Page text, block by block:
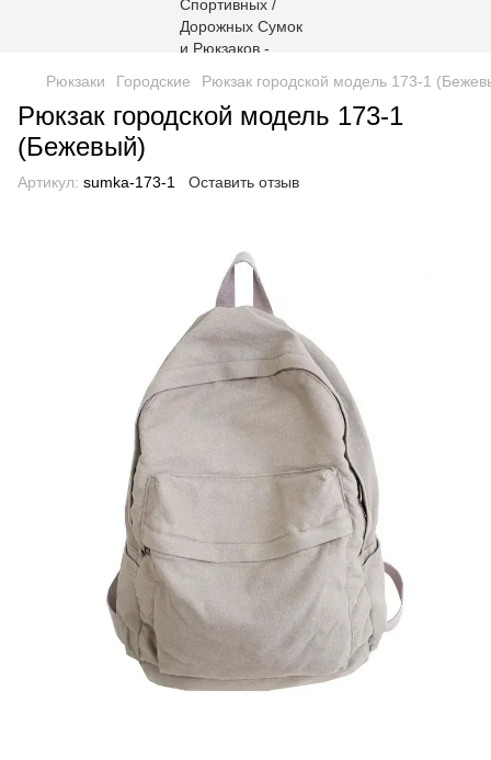
Рюкзаки Городские Рюкзак городской модель 173-1
Рюкзак городской модель 173-1
(Бежевый)
Артикул: sumka-173-1 Оставить отзыв